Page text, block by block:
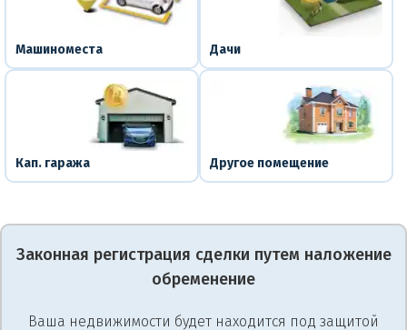
Машиноместа Дачи
Кап. гаража Другое помещение
Законная регистрация сделки путем наложение
обременение
Ваша недвижимости будет находится под защитой